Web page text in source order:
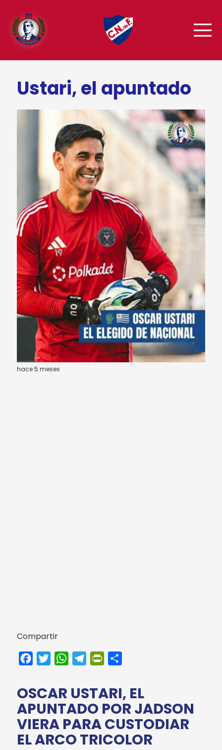
Ustari, el apuntado
hace 5 meses
Compartir
FacebookTwitterWhatsAppTelegramPrintFriendly
OSCAR USTARI, EL
APUNTADO POR JADSON
VIERA PARA CUSTODIAR
EL ARCO TRICOLOR